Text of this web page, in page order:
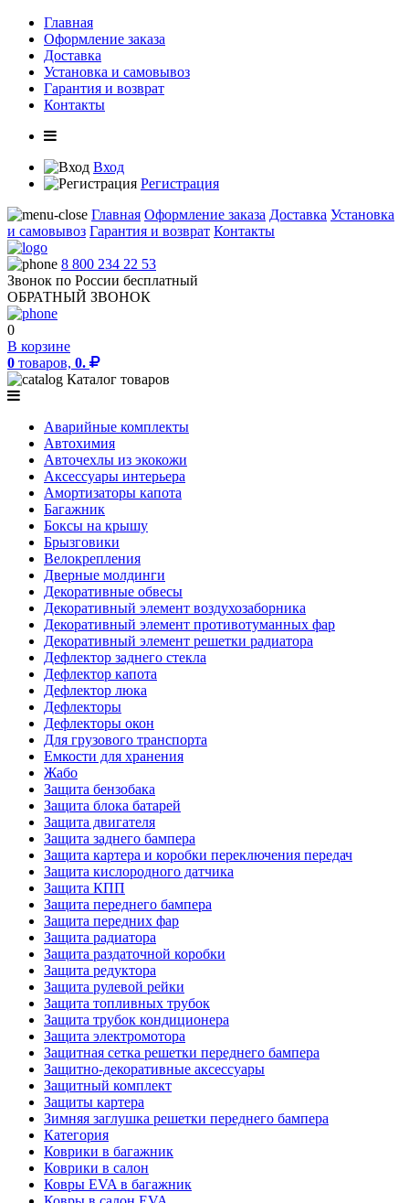
Главная
Оформление заказа
Доставка
Установка и самовывоз
Гарантия и возврат
Контакты
Вход
Регистрация
Главная Оформление заказа Доставка Установка
и самовывоз Гарантия и возврат Контакты
8 800 234 22 53
Звонок по России бесплатный
ОБРАТНЫЙ ЗВОНОК
0
В корзине
0 товаров, 0.
Каталог товаров
Аварийные комплекты
Автохимия
Авточехлы из экокожи
Аксессуары интерьера
Амортизаторы капота
Багажник
Боксы на крышу
Брызговики
Велокрепления
Дверные молдинги
Декоративные обвесы
Декоративный элемент воздухозаборника
Декоративный элемент противотуманных фар
Декоративный элемент решетки радиатора
Дефлектор заднего стекла
Дефлектор капота
Дефлектор люка
Дефлекторы
Дефлекторы окон
Для грузового транспорта
Емкости для хранения
Жабо
Защита бензобака
Защита блока батарей
Защита двигателя
Защита заднего бампера
Защита картера и коробки переключения передач
Защита кислородного датчика
Защита КПП
Защита переднего бампера
Защита передних фар
Защита радиатора
Защита раздаточной коробки
Защита редуктора
Защита рулевой рейки
Защита топливных трубок
Защита трубок кондиционера
Защита электромотора
Защитная сетка решетки переднего бампера
Защитно-декоративные аксессуары
Защитный комплект
Защиты картера
Зимняя заглушка решетки переднего бампера
Категория
Коврики в багажник
Коврики в салон
Ковры EVA в багажник